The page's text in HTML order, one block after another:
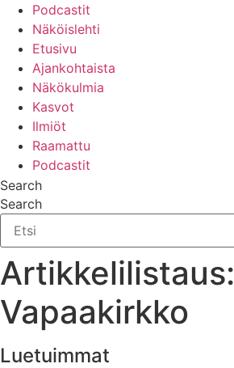
Podcastit
Näköislehti
Etusivu
Ajankohtaista
Näkökulmia
Kasvot
Ilmiöt
Raamattu
Podcastit
Search
Search
Artikkelilistaus:
Vapaakirkko
Luetuimmat